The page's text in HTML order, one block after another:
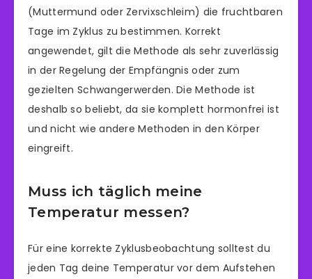
(Muttermund oder Zervixschleim) die fruchtbaren
Tage im Zyklus zu bestimmen. Korrekt
angewendet, gilt die Methode als sehr zuverlässig
in der Regelung der Empfängnis oder zum
gezielten Schwangerwerden. Die Methode ist
deshalb so beliebt, da sie komplett hormonfrei ist
und nicht wie andere Methoden in den Körper
eingreift.
Muss ich täglich meine
Temperatur messen?
Für eine korrekte Zyklusbeobachtung solltest du
jeden Tag deine Temperatur vor dem Aufstehen